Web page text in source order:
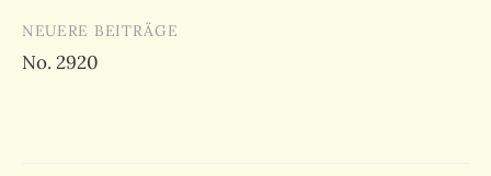
NEUERE BEITRÄGE
No. 2920